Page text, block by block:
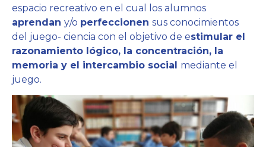
espacio recreativo en el cual los alumnos
aprendan y/o perfeccionen sus conocimientos
del juego- ciencia con el objetivo de estimular el
razonamiento lógico, la concentración, la
memoria y el intercambio social mediante el
juego.